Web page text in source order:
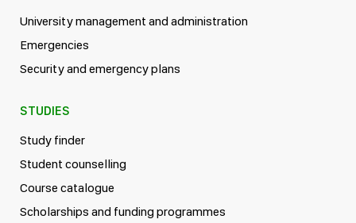
University management and administration
Emergencies
Security and emergency plans
STUDIES
Study finder
Student counselling
Course catalogue
Scholarships and funding programmes